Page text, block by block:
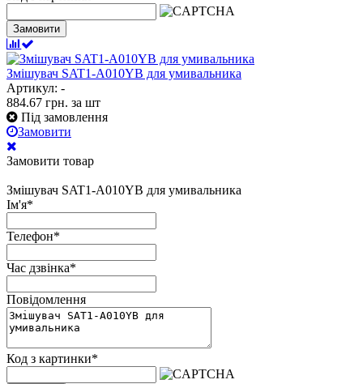
Замовити
Змішувач SAT1-A010YB для умивальника
Артикул: -
884.67 грн. за шт
Під замовлення
Замовити
Замовити товар
Змішувач SAT1-A010YB для умивальника
Ім'я*
Телефон*
Час дзвінка*
Повідомлення
Код з картинки*